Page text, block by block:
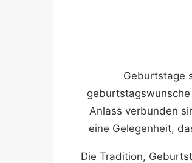
Geburtstage
Anlass verbunden
eine Gelegenheit,
Die Tradition,